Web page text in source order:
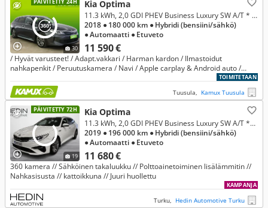
30
Kia Optima
11 590 €
11.3 kWh, 2,0 GDI PHEV Business Luxury SW A/T * Juuri huollettu! *
2018 ● 180 000 km ● Hybridi (bensiini/sähkö)
● Automaatti ● Etuveto
/ Hyvät varusteet! / Adapt.vakkari / Harman kardon / Ilmastoidut
nahkapenkit / Peruutuskamera / Navi / Apple carplay & Android auto /
TOIMITETAAN
Tuusula, Kamux Tuusula
PÄIVITETTY 72H
19
Kia Optima
11 680 €
11.3 kWh, 2,0 GDI PHEV Business Luxury SW A/T *** Rahoitustarjous 3.99% (+kulut)
2019 ● 196 000 km ● Hybridi (bensiini/sähkö)
● Automaatti ● Etuveto
360 kamera // Sähköinen takaluukku // Polttoainetoiminen lisälämmitin //
Nahkasisusta // kattoikkuna // Juuri huollettu
KAMPANJA
Turku, Hedin Automotive Turku